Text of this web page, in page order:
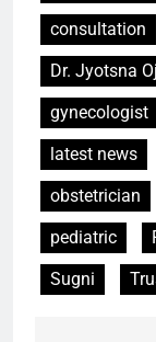
consultation
Dr. Jyotsna
gynecologist
latest news
obstetrician
pediatric
Sugni